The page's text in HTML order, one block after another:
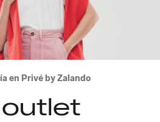
en Privé by Zalando